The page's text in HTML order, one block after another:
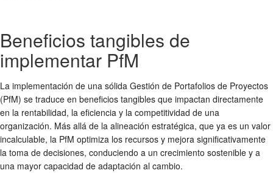
Beneficios tangibles de
implementar PfM
La implementación de una sólida Gestión de Portafolios de Proyectos
(PfM) se traduce en beneficios tangibles que impactan directamente
en la rentabilidad, la eficiencia y la competitividad de una
organización. Más allá de la alineación estratégica, que ya es un valor
incalculable, la PfM optimiza los recursos y mejora significativamente
la toma de decisiones, conduciendo a un crecimiento sostenible y a
una mayor capacidad de adaptación al cambio.